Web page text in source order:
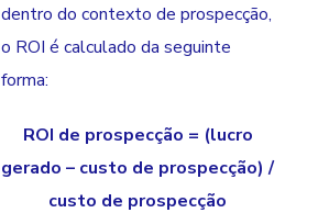
dentro do contexto de prospecção,
o ROI é calculado da seguinte
forma:
ROI de prospecção = (lucro
gerado – custo de prospecção) /
custo de prospecção